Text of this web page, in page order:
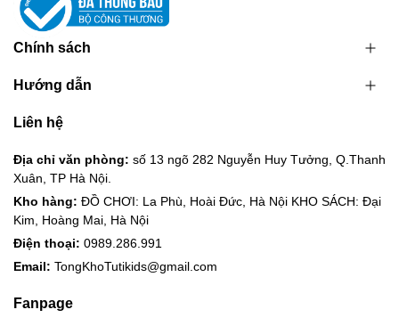
Chính sách
Hướng dẫn
Liên hệ
Địa chỉ văn phòng: số 13 ngõ 282 Nguyễn Huy Tưởng, Q.Thanh
Xuân, TP Hà Nội.
Kho hàng: ĐỒ CHƠI: La Phù, Hoài Đức, Hà Nội KHO SÁCH: Đại
Kim, Hoàng Mai, Hà Nội
Điện thoại: 0989.286.991
Email: TongKhoTutikids@gmail.com
Fanpage